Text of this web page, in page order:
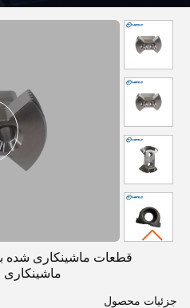
ماشینکاری CNC آلومینیوم کششی DWG
جزئیات محصول